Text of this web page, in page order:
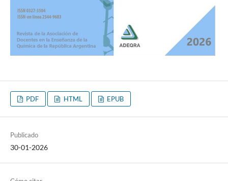
PDF HTML EPUB
Publicado
30-01-2026